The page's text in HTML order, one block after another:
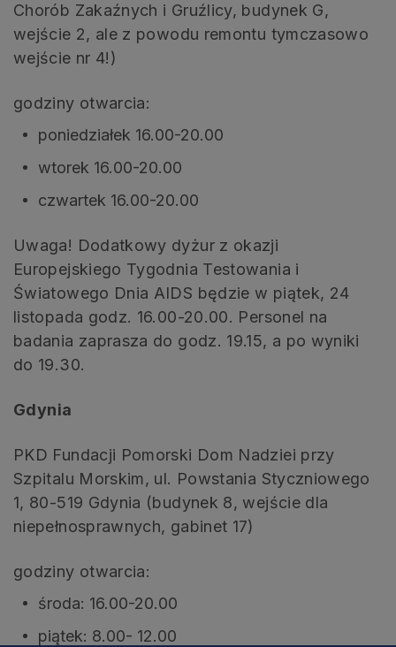
Chorób Zakaźnych i Gruźlicy, budynek G,
wejście 2, ale z powodu remontu tymczasowo
wejście nr 4!)
godziny otwarcia:
poniedziałek 16.00-20.00
wtorek 16.00-20.00
czwartek 16.00-20.00
Uwaga! Dodatkowy dyżur z okazji
Europejskiego Tygodnia Testowania i
Światowego Dnia AIDS będzie w piątek, 24
listopada godz. 16.00-20.00. Personel na
badania zaprasza do godz. 19.15, a po wyniki
do 19.30.
Gdynia
PKD Fundacji Pomorski Dom Nadziei przy
Szpitalu Morskim, ul. Powstania Styczniowego
1, 80-519 Gdynia (budynek 8, wejście dla
niepełnosprawnych, gabinet 17)
godziny otwarcia:
środa: 16.00-20.00
piątek: 8.00- 12.00